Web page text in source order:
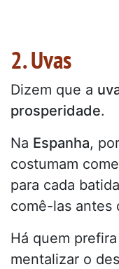
2. Uvas
Dizem que a
prosperidade.
Na Espanha,
costumam
para cada
comê-las antes
Há quem
mentalizar o